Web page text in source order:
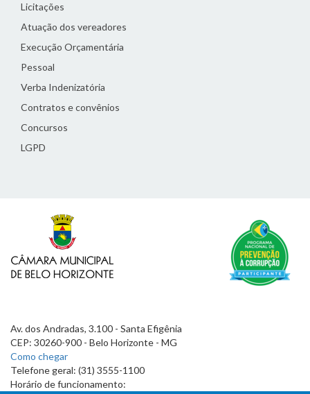
Licitações
Atuação dos vereadores
Execução Orçamentária
Pessoal
Verba Indenizatória
Contratos e convênios
Concursos
LGPD
Av. dos Andradas, 3.100 - Santa Efigênia
CEP: 30260-900 - Belo Horizonte - MG
Como chegar
Telefone geral: (31) 3555-1100
Horário de funcionamento: